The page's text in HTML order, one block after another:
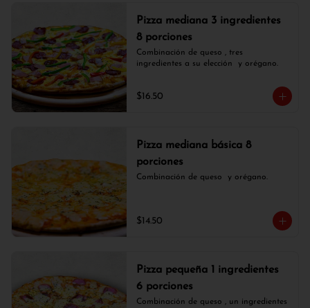
Pizza mediana 3 ingredientes
8 porciones
Combinación de queso , tres
ingredientes a su elección  y orégano.
$16.50
Pizza mediana básica 8
porciones
Combinación de queso  y orégano.
$14.50
Pizza pequeña 1 ingredientes
6 porciones
Combinación de queso , un ingredientes